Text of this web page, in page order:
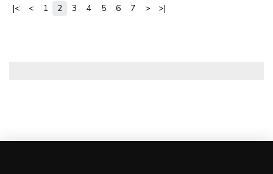
|< < 1 2 3 4 5 6 7 > >|